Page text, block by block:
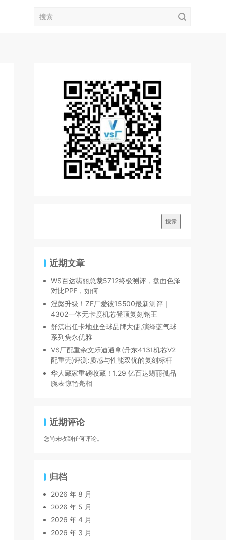
搜索
近期文章
WS百达翡丽总裁5712终极测评，盘面色泽
对比PPF，如何
涅槃升级！ZF厂爱彼15500最新测评｜
4302一体无卡度机芯登顶复刻钢王
舒淇出任卡地亚全球品牌大使,演绎蓝气球
系列隽永优雅
VS厂配重余文乐迪通拿(丹东4131机芯V2
配重壳)评测:质感与性能双优的复刻标杆
华人藏家重磅收藏！1.29 亿百达翡丽孤品
腕表惊艳亮相
近期评论
您尚未收到任何评论。
归档
2026 年 8 月
2026 年 5 月
2026 年 4 月
2026 年 3 月